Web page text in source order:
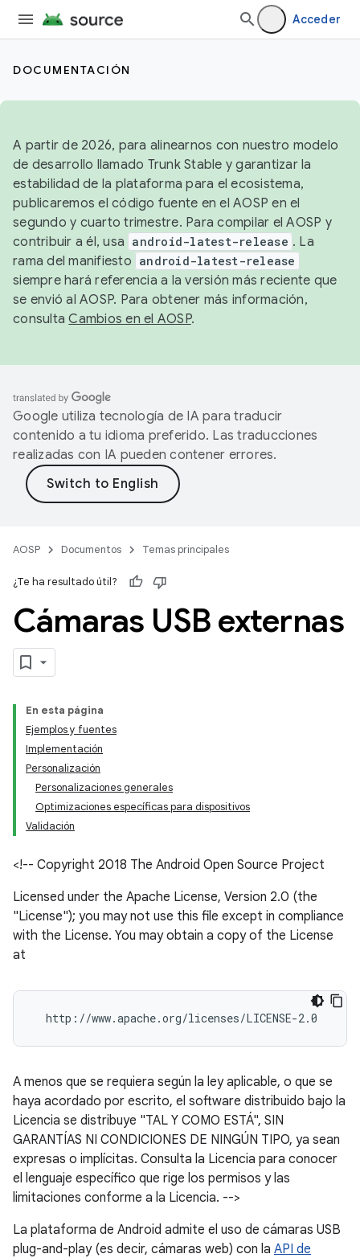
Acceder
DOCUMENTACIÓN
A partir de 2026, para alinearnos con nuestro modelo
de desarrollo llamado Trunk Stable y garantizar la
estabilidad de la plataforma para el ecosistema,
publicaremos el código fuente en el AOSP en el
segundo y cuarto trimestre. Para compilar el AOSP y
contribuir a él, usa android-latest-release . La
rama del manifiesto android-latest-release
siempre hará referencia a la versión más reciente que
se envió al AOSP. Para obtener más información,
consultaCambios en el AOSP.
Google utiliza tecnología de IA para traducir
contenido a tu idioma preferido. Las traducciones
realizadas con IA pueden contener errores.
AOSP Documentos Temas principales
¿Te ha resultado útil?
Cámaras USB externas
En esta página
Ejemplos y fuentes
Implementación
Personalización
Personalizaciones generales
Optimizaciones específicas para dispositivos
Validación
<!-- Copyright 2018 The Android Open Source Project
Licensed under the Apache License, Version 2.0 (the
"License"); you may not use this file except in compliance
with the License. You may obtain a copy of the License
at
A menos que se requiera según la ley aplicable, o que se
haya acordado por escrito, el software distribuido bajo la
Licencia se distribuye "TAL Y COMO ESTÁ", SIN
GARANTÍAS NI CONDICIONES DE NINGÚN TIPO, ya sean
expresas o implícitas. Consulta la Licencia para conocer
el lenguaje específico que rige los permisos y las
limitaciones conforme a la Licencia. -->
La plataforma de Android admite el uso de cámaras USB
plug-and-play (es decir, cámaras web) con la API de